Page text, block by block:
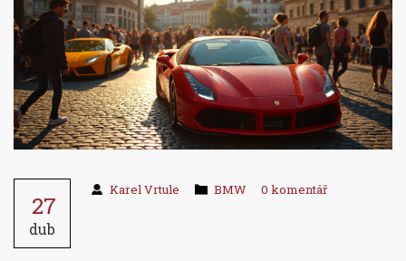
27
dub
Karel Vrtule BMW 0 komentář